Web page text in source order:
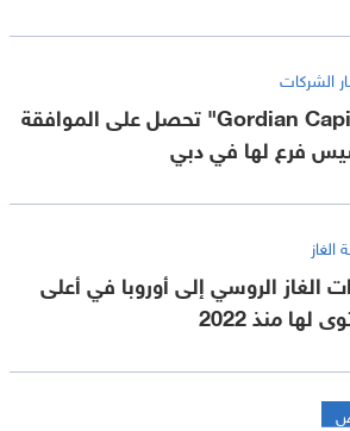
الشركات
"Gordian Capital" تحصل على الموافقة
فرع لها في دبي
الغاز
الغاز الروسي إلى أوروبا في أعلى
لها منذ 2022